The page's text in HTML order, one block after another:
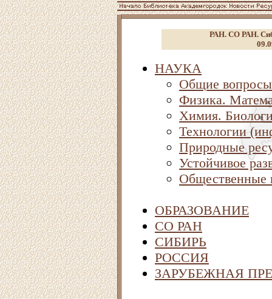
РАН. СО РАН.
НАУКА
Общие вопросы
Физика.
Химия.
Технологии
Природные
Устойчивое
Общественные
ОБРАЗОВАНИЕ
СО РАН
СИБИРЬ
РОССИЯ
ЗАРУБЕЖНАЯ